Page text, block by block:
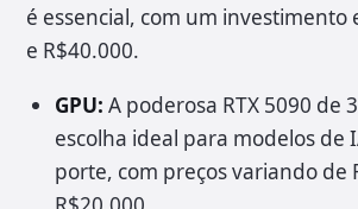
é essencial, com um investimento
e R$40.000.
GPU: A poderosa RTX 5090 de
escolha ideal para modelos de
porte, com preços variando de